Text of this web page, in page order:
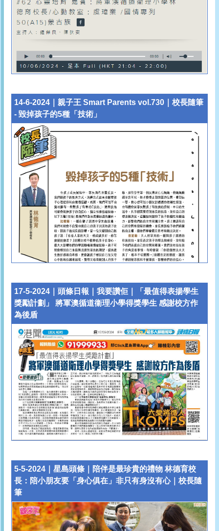
14-6-2024｜親子王 Smart Parents vol.730｜校長隨筆
- 毀掉孩子的5種「技術」
17-5-2024｜頭條日報｜我要讚佢｜
「最值得表揚學生
獎勵計劃」 將軍澳循道衞理小學得獎學生 感謝校方作
為後盾
5-5-2024｜星島頭條｜陪伴是最珍貴的禮物 林德育校
長：陪小朋友要「身心俱在」非只有身沒有心｜校長隨
筆